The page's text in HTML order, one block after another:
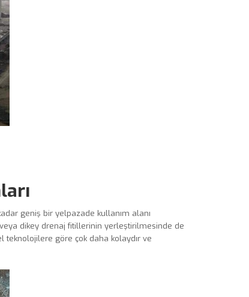
geniş bir yelpazade kullanım alanı
dikey drenaj fitillerinin yerleştirilmesinde de
teknolojilere göre çok daha kolaydır ve